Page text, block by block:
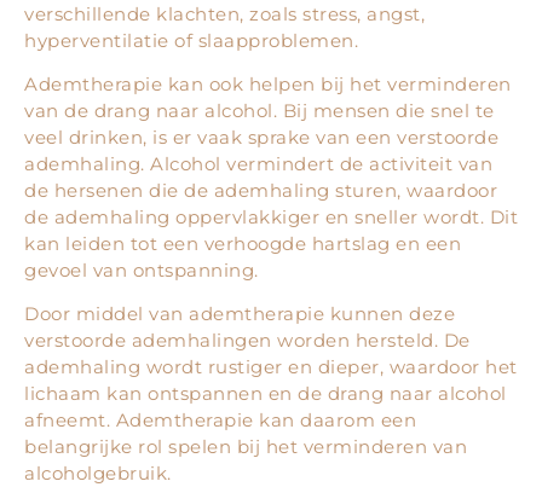
verschillende klachten, zoals stress, angst,
hyperventilatie of slaapproblemen.
Ademtherapie kan ook helpen bij het verminderen
van de drang naar alcohol. Bij mensen die snel te
veel drinken, is er vaak sprake van een verstoorde
ademhaling. Alcohol vermindert de activiteit van
de hersenen die de ademhaling sturen, waardoor
de ademhaling oppervlakkiger en sneller wordt. Dit
kan leiden tot een verhoogde hartslag en een
gevoel van ontspanning.
Door middel van ademtherapie kunnen deze
verstoorde ademhalingen worden hersteld. De
ademhaling wordt rustiger en dieper, waardoor het
lichaam kan ontspannen en de drang naar alcohol
afneemt. Ademtherapie kan daarom een
belangrijke rol spelen bij het verminderen van
alcoholgebruik.